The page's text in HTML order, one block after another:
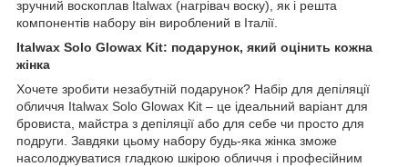
зручний воскоплав Italwax (нагрівач воску), як і решта
компонентів набору він вироблений в Італії.
Italwax Solo Glowax Kit: подарунок, який оцінить кожна
жінка
Хочете зробити незабутній подарунок? Набір для депіляції
обличчя Italwax Solo Glowax Kit – це ідеальний варіант для
бровиста, майстра з депіляції або для себе чи просто для
подруги. Завдяки цьому набору будь-яка жінка зможе
насолоджуватися гладкою шкірою обличчя і професійним